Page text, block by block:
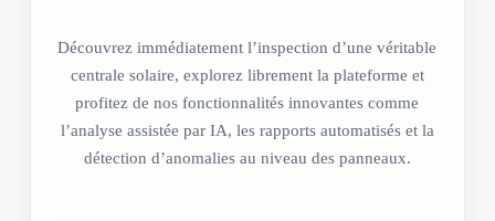
Découvrez immédiatement l’inspection d’une véritable
centrale solaire, explorez librement la plateforme et
profitez de nos fonctionnalités innovantes comme
l’analyse assistée par IA, les rapports automatisés et la
détection d’anomalies au niveau des panneaux.